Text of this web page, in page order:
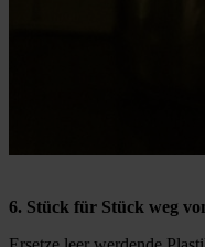
6. Stück für Stück weg